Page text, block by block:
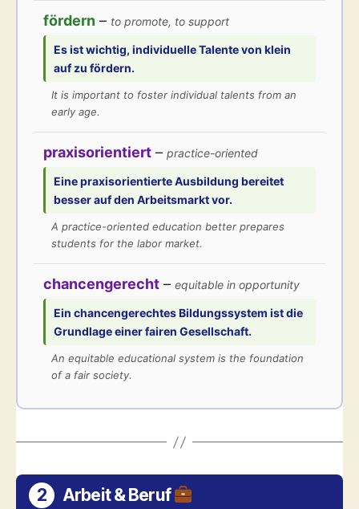
fördern – to promote, to support
Es ist wichtig, individuelle Talente von klein
auf zu fördern.
It is important to foster individual talents from an
early age.
praxisorientiert – practice-oriented
EinepraxisorientierteAusbildung bereitet
besser auf den Arbeitsmarkt vor.
A practice-oriented education better prepares
students for the labor market.
chancengerecht – equitable in opportunity
Ein chancengerechtesBildungssystem ist die
Grundlage einer fairen Gesellschaft.
An equitable educational system is the foundation
of a fair society.
2 Arbeit & Beruf